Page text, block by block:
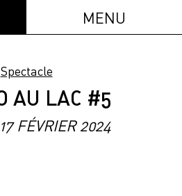
MENU
Spectacle
AU LAC #5
FÉVRIER 2024